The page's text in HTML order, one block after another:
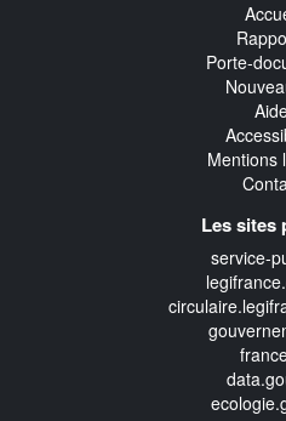
Porte-
Mentions
Les sites
service-